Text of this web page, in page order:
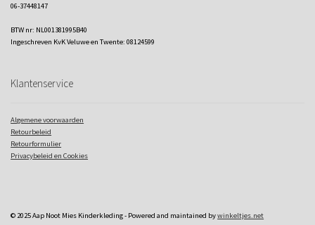
06-37448147
BTW nr: NL001381995B40
Ingeschreven KvK Veluwe en Twente: 08124599
Klantenservice
Algemene voorwaarden
Retourbeleid
Retourformulier
Privacybeleid en Cookies
© 2025 Aap Noot Mies Kinderkleding - Powered and maintained bywinkeltjes.net